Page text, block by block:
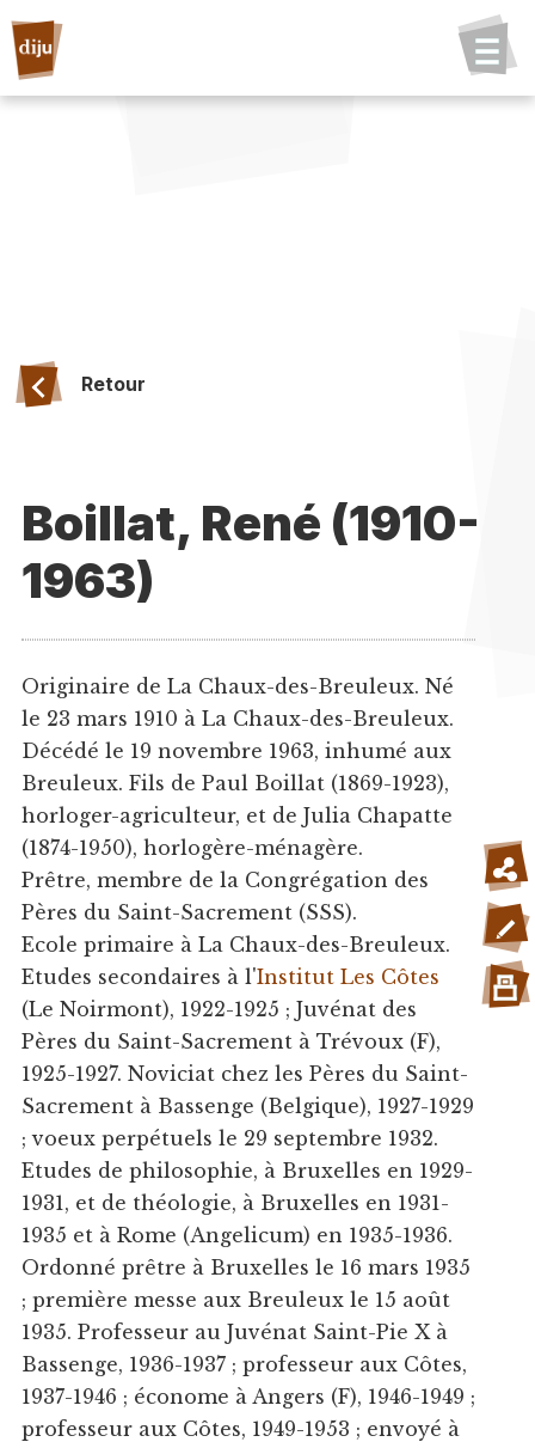
Retour
Boillat, René (1910-
1963)
Originaire de La Chaux-des-Breuleux. Né
le 23 mars 1910 à La Chaux-des-Breuleux.
Décédé le 19 novembre 1963, inhumé aux
Breuleux. Fils de Paul Boillat (1869-1923),
horloger-agriculteur, et de Julia Chapatte
(1874-1950), horlogère-ménagère.
Prêtre, membre de la Congrégation des
Pères du Saint-Sacrement (SSS).
Ecole primaire à La Chaux-des-Breuleux.
Etudes secondaires à l'Institut Les Côtes
(Le Noirmont), 1922-1925 ; Juvénat des
Pères du Saint-Sacrement à Trévoux (F),
1925-1927. Noviciat chez les Pères du Saint-
Sacrement à Bassenge (Belgique), 1927-1929
; voeux perpétuels le 29 septembre 1932.
Etudes de philosophie, à Bruxelles en 1929-
1931, et de théologie, à Bruxelles en 1931-
1935 et à Rome (Angelicum) en 1935-1936.
Ordonné prêtre à Bruxelles le 16 mars 1935
; première messe aux Breuleux le 15 août
1935. Professeur au Juvénat Saint-Pie X à
Bassenge, 1936-1937 ; professeur aux Côtes,
1937-1946 ; économe à Angers (F), 1946-1949 ;
professeur aux Côtes, 1949-1953 ; envoyé à